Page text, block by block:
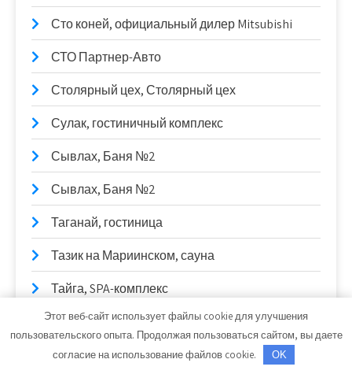
Сто коней, официальный дилер Mitsubishi
СТО Партнер-Авто
Столярный цех, Столярный цех
Сулак, гостиничный комплекс
Сывлах, Баня №2
Сывлах, Баня №2
Таганай, гостиница
Тазик на Мариинском, сауна
Тайга, SPA-комплекс
Текстилёво
Техник
Этот веб-сайт использует файлы cookie для улучшения
пользовательского опыта. Продолжая пользоваться сайтом, вы даете
согласие на использование файлов cookie.
OK